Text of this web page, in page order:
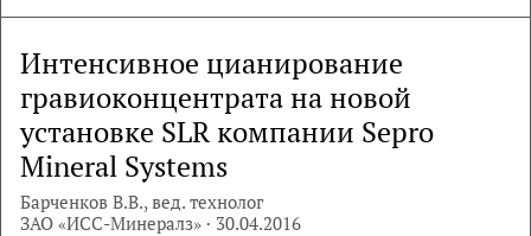
Интенсивное цианирование
гравиоконцентрата на новой
установке SLR компании Sepro
Mineral Systems
Барченков В.В., вед. технолог
ЗАО «ИСС-Минералз» · 30.04.2016